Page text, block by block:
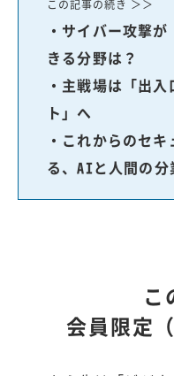
この記事の続き ＞＞
・サイバー攻撃
きる分野は？
・主戦場は「出
ト」へ
・これからのセ
る、AIと人間の分
こ
会員限定